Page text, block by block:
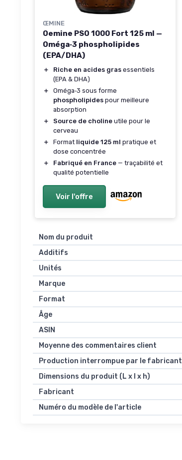
ŒMINE
Oemine PSO 1000 Fort 125 ml —
Oméga‑3 phospholipides
(EPA/DHA)
＋ Riche en acides gras essentiels
(EPA & DHA)
＋
Oméga‑3 sous forme
phospholipides pour meilleure
absorption
＋
Source de choline utile pour le
cerveau
＋
Format liquide 125 ml pratique et
dose concentrée
＋
Fabriqué en France — traçabilité et
qualité potentielle
Voir l'offre
Nom du produit
Additifs
Unités
Marque
Format
Âge
ASIN
Moyenne des commentaires client
Production interrompue par le fabricant
Dimensions du produit (L x l x h)
Fabricant
Numéro du modèle de l'article